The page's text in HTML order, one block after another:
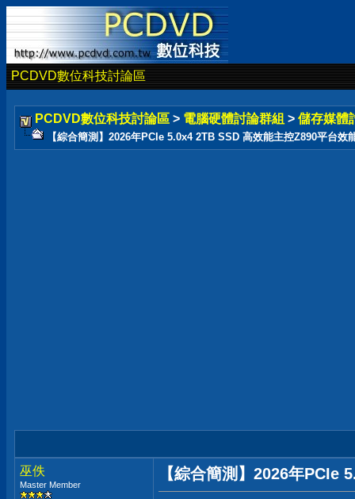
PCDVD數位科技討論區
PCDVD數位科技討論區 > 電腦硬體討論群組 > 儲存媒體
【綜合簡測】2026年PCIe 5.0x4 2TB SSD 高效能主控Z890平台效
巫佚
Master Member
【綜合簡測】2026年PCIe